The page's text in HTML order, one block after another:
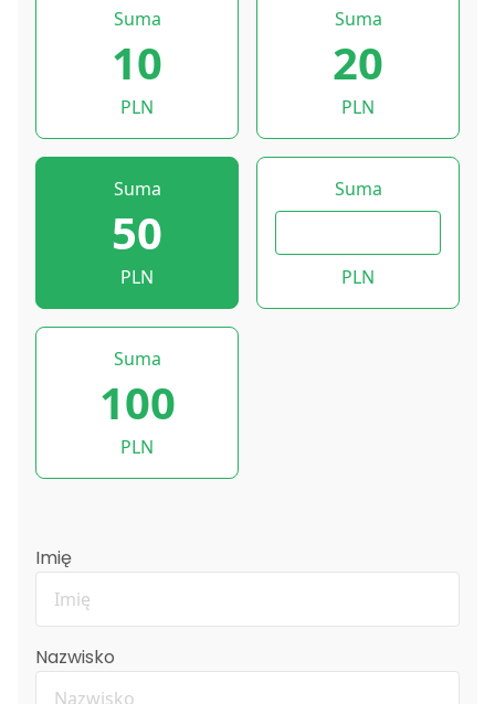
Suma
10
PLN
Suma
20
PLN
Suma
50
PLN
Suma
PLN
Suma
100
PLN
Imię
Nazwisko